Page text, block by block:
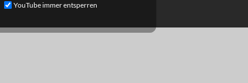
YouTube immer entsperren